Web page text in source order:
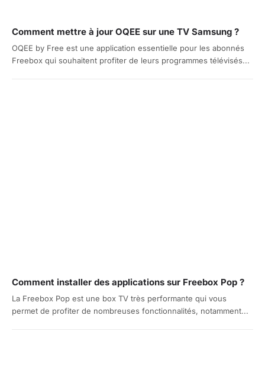
Comment mettre à jour OQEE sur une TV Samsung ?
OQEE by Free est une application essentielle pour les abonnés
Freebox qui souhaitent profiter de leurs programmes télévisés...
Comment installer des applications sur Freebox Pop ?
La Freebox Pop est une box TV très performante qui vous
permet de profiter de nombreuses fonctionnalités, notamment...